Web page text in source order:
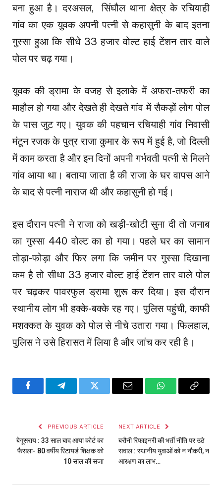
बना हुआ है। दरअसल, सिंघौल थाना क्षेत्र के रचियाही
गांव का एक युवक अपनी पत्नी से कहासुनी के बाद इतना
गुस्सा हुआ कि सीधे 33 हजार वोल्ट हाई टेंशन तार वाले
पोल पर चढ़ गया।
युवक की ड्रामा के वजह से इलाके में अफरा-तफरी का
माहौल हो गया और देखते ही देखते गांव में सैकड़ों लोग पोल
के पास जुट गए। युवक की पहचान रचियाही गांव निवासी
मंटून रजक के पुत्र राजा कुमार के रूप में हुई है, जो दिल्ली
में काम करता है और इन दिनों अपनी गर्भवती पत्नी से मिलने
गांव आया था। बताया जाता है की राजा के घर वापस आने
के बाद से पत्नी नाराज थी और कहासुनी हो गई।
इस दौरान पत्नी ने राजा को खड़ी-खोटी सुना दी तो जनाब
का गुस्सा 440 वोल्ट का हो गया। पहले घर का सामान
तोड़ा-फोड़ा और फिर लगा कि जमीन पर गुस्सा दिखाना
कम है तो सीधा 33 हजार वोल्ट हाई टेंशन तार वाले पोल
पर चढ़कर पावरफुल ड्रामा शुरू कर दिया। इस दौरान
स्थानीय लोग भी हक्के-बक्के रह गए। पुलिस पहुंची, काफी
मशक्कत के युवक को पोल से नीचे उतारा गया। फिलहाल,
पुलिस ने उसे हिरासत में लिया है और जांच कर रही है।
FacebookTelegramTwitter Email WhatsAppCopy
PREVIOUS ARTICLE
बेगूसराय : 33 साल बाद आया कोर्ट का
फैसला- 80 वर्षीय रिटायर्ड शिक्षक को
10 साल की सजा
NEXT ARTICLE
बरौनी रिफाइनरी की भर्ती नीति पर उठे
सवाल : स्थानीय युवाओं को न नौकरी, न
आरक्षण का लाभ…